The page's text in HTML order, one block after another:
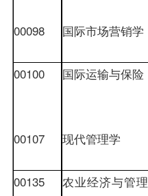
00098 国际市场营销学
00100 国际运输与保险
00107
现代管理学
00135 农业经济与管理